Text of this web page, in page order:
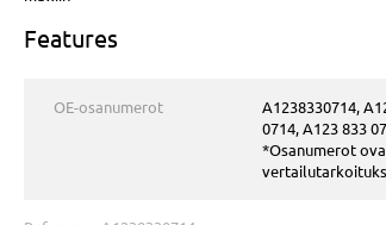
Features
OE-osanumerot
A1238330714,
0714, A123 833
*Osanumerot